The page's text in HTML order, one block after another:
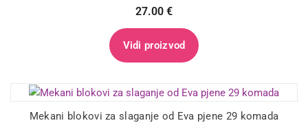
27.00 €
Vidi proizvod
Mekani blokovi za slaganje od Eva pjene 29 komada